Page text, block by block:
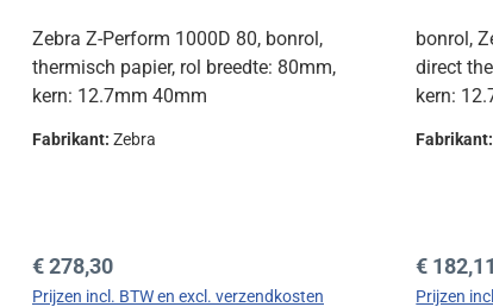
Zebra Z-Perform 1000D 80, bonrol,
thermisch papier, rol breedte: 80mm,
kern: 12.7mm 40mm
Fabrikant: Zebra
Normale prijs:
€ 278,30
Prijzen incl. BTW en excl. verzendkosten
bonrol,
direct
kern:
Normale
€ 182,11
Prijzen